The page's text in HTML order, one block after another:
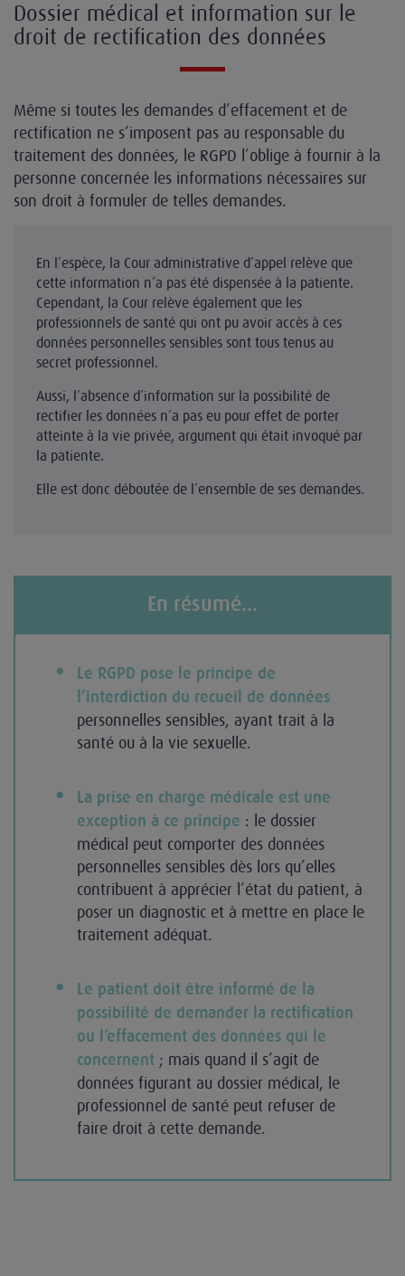
Dossier médical et information sur le
droit de rectification des données
Même si toutes les demandes d’effacement et de
rectification ne s’imposent pas au responsable du
traitement des données, le RGPD l’oblige à fournir à la
personne concernée les informations nécessaires sur
son droit à formuler de telles demandes.
En l’espèce, la Cour administrative d’appel relève que
cette information n’a pas été dispensée à la patiente.
Cependant, la Cour relève également que les
professionnels de santé qui ont pu avoir accès à ces
données personnelles sensibles sont tous tenus au
secret professionnel.
Aussi, l’absence d’information sur la possibilité de
rectifier les données n’a pas eu pour effet de porter
atteinte à la vie privée, argument qui était invoqué par
la patiente.
Elle est donc déboutée de l’ensemble de ses demandes.
En résumé...
Le RGPD pose le principe de
l’interdiction du recueil de données
personnelles sensibles, ayant trait à la
santé ou à la vie sexuelle.
La prise en charge médicale est une
exception à ce principe : le dossier
médical peut comporter des données
personnelles sensibles dès lors qu’elles
contribuent à apprécier l’état du patient, à
poser un diagnostic et à mettre en place le
traitement adéquat.
Le patient doit être informé de la
possibilité de demander la rectification
ou l’effacement des données qui le
concernent ; mais quand il s’agit de
données figurant au dossier médical, le
professionnel de santé peut refuser de
faire droit à cette demande.